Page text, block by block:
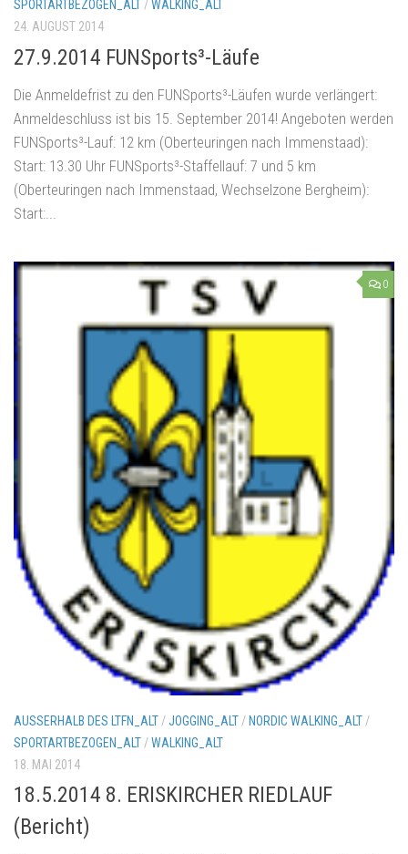
SPORTARTBEZOGEN_ALT/WALKING_ALT
24. AUGUST 2014
27.9.2014 FUNSports³-Läufe
Die Anmeldefrist zu den FUNSports³-Läufen wurde verlängert:
Anmeldeschluss ist bis 15. September 2014! Angeboten werden
FUNSports³-Lauf: 12 km (Oberteuringen nach Immenstaad):
Start: 13.30 Uhr FUNSports³-Staffellauf: 7 und 5 km
(Oberteuringen nach Immenstaad, Wechselzone Bergheim):
Start:...
0
AUSSERHALB DES LTFN_ALT /JOGGING_ALT / NORDIC WALKING_ALT /
SPORTARTBEZOGEN_ALT /WALKING_ALT
18. MAI 2014
18.5.2014 8. ERISKIRCHER RIEDLAUF
(Bericht)